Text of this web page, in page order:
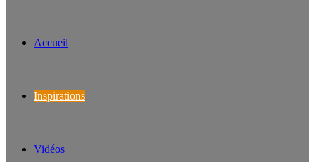
Accueil
Inspirations
Vidéos